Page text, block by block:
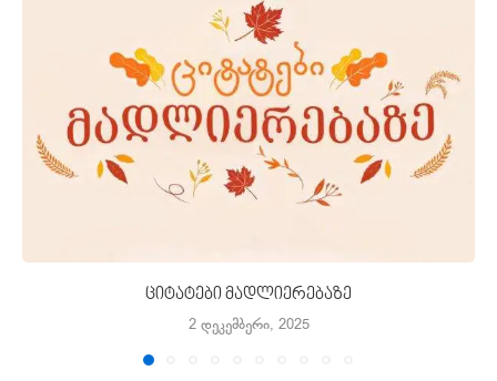
ციტატები მადლიერებაზე
2 დეკემბერი, 2025